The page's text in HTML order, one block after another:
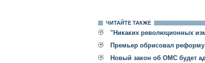
ЧИТАЙТЕ ТАКЖЕ
"Никаких революционных
Премьер обрисовал
Новый закон об ОМС будет